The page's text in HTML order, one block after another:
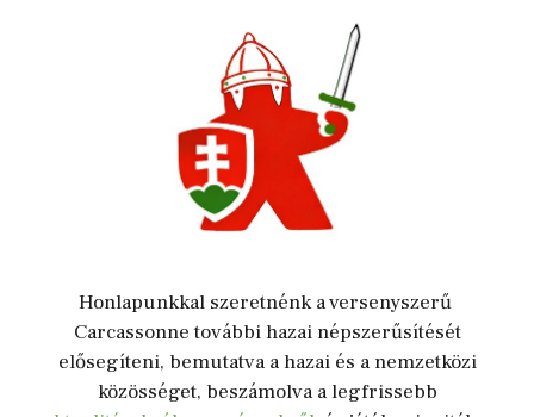
Honlapunkkal szeretnénk a versenyszerű
Carcassonne további hazai népszerűsítését
elősegíteni, bemutatva a hazai és a nemzetközi
közösséget, beszámolva a legfrissebb